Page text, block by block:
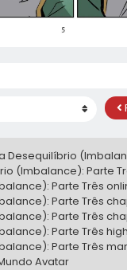
Desequilíbrio
(Imbalance): Parte
Parte Três
Parte Três
Parte Três
Parte Três
Parte Três
Avatar